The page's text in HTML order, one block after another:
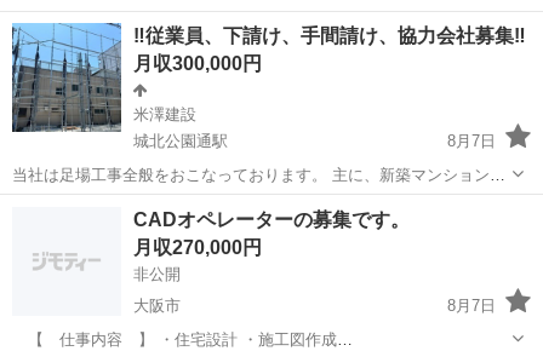
‼️従業員、下請け、手間請け、協力会社募集‼️
月収300,000円
米澤建設
城北公園通駅
8月7日
当社は足場工事全般をおこなっております。 主に、新築マンション、
新築戸建、住宅リフォーム、解体足場をメインに動いています❗️ 会社設
立5年目に入って、仕事の受注も順調で人手が足りていません😭 基本
的に自社仕事ばかりなので、応...
鳶職 足場
CADオペレーターの募集です。
月収270,000円
非公開
大阪市
8月7日
【 仕事内容 】 ・住宅設計 ・施工図作成